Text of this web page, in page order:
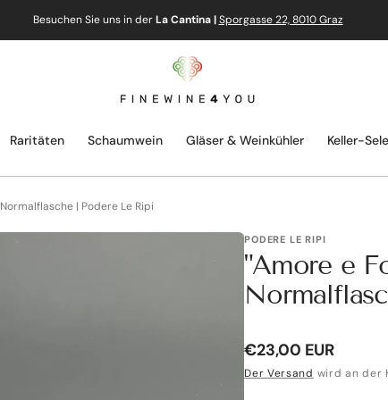
Besuchen Sie uns in derLa Cantina | Sporgasse 22, 8010 Graz
Raritäten Schaumwein Gläser & Weinkühler Keller-
| Podere Le Ripi
PODERE LE RIPI
"Amore e
Normaler
Preis
€23,00 EUR
Der Versand wird an der